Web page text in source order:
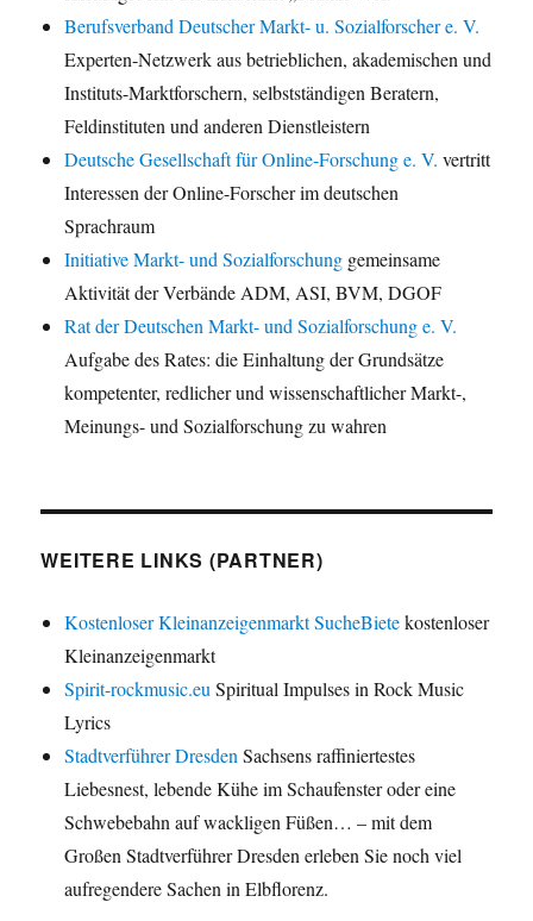
Berufsverband Deutscher Markt- u. Sozialforscher e. V.
Experten-Netzwerk aus betrieblichen, akademischen und
Instituts-Marktforschern, selbstständigen Beratern,
Feldinstituten und anderen Dienstleistern
Deutsche Gesellschaft für Online-Forschung e. V. vertritt
Interessen der Online-Forscher im deutschen
Sprachraum
Initiative Markt- und Sozialforschung gemeinsame
Aktivität der Verbände ADM, ASI, BVM, DGOF
Rat der Deutschen Markt- und Sozialforschung e. V.
Aufgabe des Rates: die Einhaltung der Grundsätze
kompetenter, redlicher und wissenschaftlicher Markt-,
Meinungs- und Sozialforschung zu wahren
WEITERE LINKS (PARTNER)
Kostenloser Kleinanzeigenmarkt SucheBietekostenloser
Kleinanzeigenmarkt
Spirit-rockmusic.eu Spiritual Impulses in Rock Music
Lyrics
Stadtverführer Dresden Sachsens raffiniertestes
Liebesnest, lebende Kühe im Schaufenster oder eine
Schwebebahn auf wackligen Füßen… – mit dem
Großen Stadtverführer Dresden erleben Sie noch viel
aufregendere Sachen in Elbflorenz.